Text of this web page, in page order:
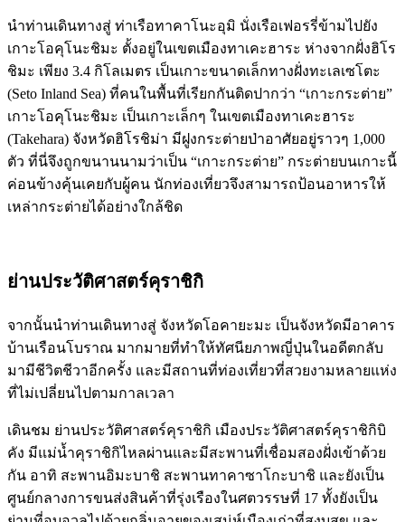
นำท่านเดินทางสู่ ท่าเรือทาคาโนะอุมิ นั่งเรือเฟอรรี่ข้ามไปยัง
เกาะโอคุโนะชิมะ ตั้งอยู่ในเขตเมืองทาเคะฮาระ ห่างจากฝั่งฮิโร
ชิมะ เพียง 3.4 กิโลเมตร เป็นเกาะขนาดเล็กทางฝั่งทะเลเซโตะ
(Seto Inland Sea) ที่คนในพื้นที่เรียกกันติดปากว่า “เกาะกระต่าย”
เกาะโอคุโนะชิมะ เป็นเกาะเล็กๆ ในเขตเมืองทาเคะฮาระ
(Takehara) จังหวัดฮิโรชิม่า มีฝูงกระต่ายป่าอาศัยอยู่ราวๆ 1,000
ตัว ที่นี่จึงถูกขนานนามว่าเป็น “เกาะกระต่าย” กระต่ายบนเกาะนี้
ค่อนข้างคุ้นเคยกับผู้คน นักท่องเที่ยวจึงสามารถป้อนอาหารให้
เหล่ากระต่ายได้อย่างใกล้ชิด
ย่านประวัติศาสตร์คุราชิกิ
จากนั้นนำท่านเดินทางสู่ จังหวัดโอคายะมะ เป็นจังหวัดมีอาคาร
บ้านเรือนโบราณ มากมายที่ทำให้ทัศนียภาพญี่ปุ่นในอดีตกลับ
มามีชีวิตชีวาอีกครั้ง และมีสถานที่ท่องเที่ยวที่สวยงามหลายแห่ง
ที่ไม่เปลี่ยนไปตามกาลเวลา
เดินชม ย่านประวัติศาสตร์คุราชิกิ เมืองประวัติศาสตร์คุราชิกิบิ
คัง มีแม่น้ำคุราชิกิไหลผ่านและมีสะพานที่เชื่อมสองฝั่งเข้าด้วย
กัน อาทิ สะพานอิมะบาชิ สะพานทาคาซาโกะบาชิ และยังเป็น
ศูนย์กลางการขนส่งสินค้าที่รุ่งเรืองในศตวรรษที่ 17 ทั้งยังเป็น